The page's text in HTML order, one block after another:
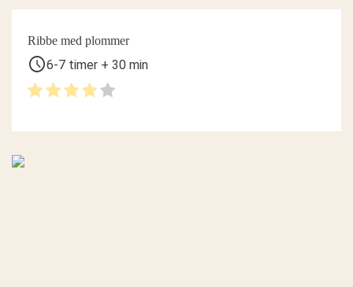
Ribbe med plommer
schedule6-7 timer + 30 min